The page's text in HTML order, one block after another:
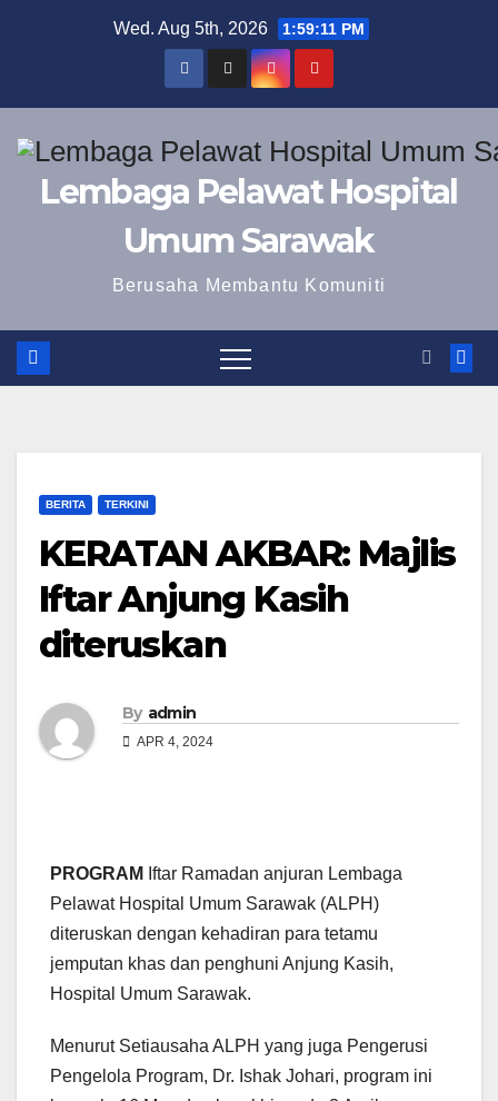
Wed. Aug 5th, 2026 1:59:12 PM
Lembaga Pelawat Hospital
Umum Sarawak
Berusaha Membantu Komuniti
BERITA TERKINI
KERATAN AKBAR: Majlis
Iftar Anjung Kasih
diteruskan
By admin
APR 4, 2024
PROGRAM Iftar Ramadan anjuran Lembaga
Pelawat Hospital Umum Sarawak (ALPH)
diteruskan dengan kehadiran para tetamu
jemputan khas dan penghuni Anjung Kasih,
Hospital Umum Sarawak.
Menurut Setiausaha ALPH yang juga Pengerusi
Pengelola Program, Dr. Ishak Johari, program ini